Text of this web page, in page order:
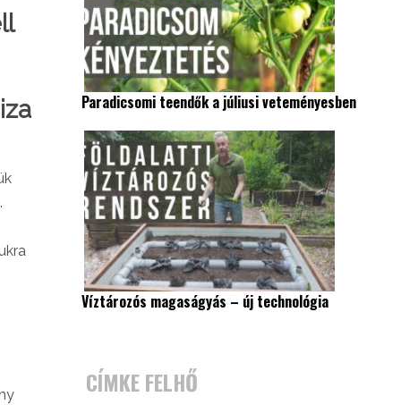
Paradicsomi teendők a júliusi veteményesben
Víztározós magaságyás – új technológia
CÍMKE FELHŐ